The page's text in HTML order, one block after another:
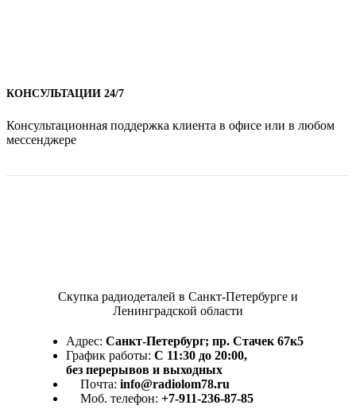
КОНСУЛЬТАЦИИ 24/7
Консультационная поддержка клиента в офисе или в любом
мессенджере
Скупка радиодеталей в Санкт-Петербурге и
Ленинградской области
Адрес: Санкт-Петербург; пр. Стачек 67к5
График работы: С 11:30 до 20:00,
без перерывов и выходных
Почта: info@radiolom78.ru
Моб. телефон: +7-911-236-87-85